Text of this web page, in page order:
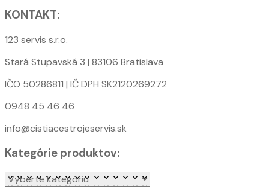
KONTAKT:
123 servis s.r.o.
Stará Stupavská 3 | 83106 Bratislava
IČO 50286811 | IČ DPH SK2120269272
0948 45 46 46
info@cistiacestrojeservis.sk
Kategórie produktov: